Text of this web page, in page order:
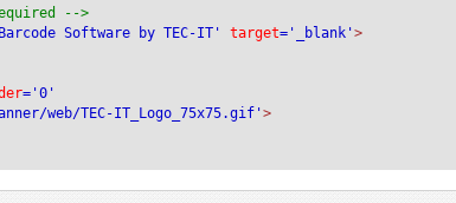
-->
Software by TEC-IT' target='_blank'>
='0'
web/TEC-IT_Logo_75x75.gif'>